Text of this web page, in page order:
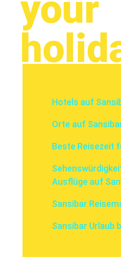
your
Hotels auf
Orte auf
Beste Reisezeit
Ausflüge auf
Sansibar
Sansibar Urlaub